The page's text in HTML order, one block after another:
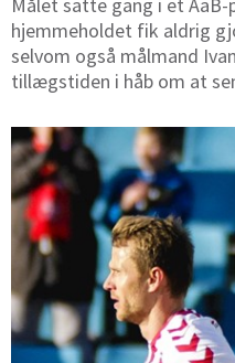
Målet satte gang i et AaB-
hjemmeholdet fik aldrig
selvom også målmand
tillægstiden i håb om at